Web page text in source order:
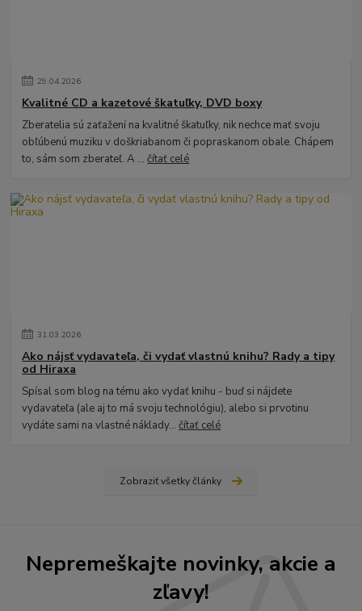
29.04.2026
Kvalitné CD a kazetové škatuľky, DVD boxy
Zberatelia sú zaťažení na kvalitné škatuľky, nik nechce mať svoju
obľúbenú muziku v doškriabanom či popraskanom obale. Chápem
to, sám som zberateľ. A ...čítať celé
31.03.2026
Ako nájsť vydavateľa, či vydať vlastnú knihu? Rady a tipy
od Hiraxa
Spísal som blog na tému ako vydať knihu - buď si nájdete
vydavateľa (ale aj to má svoju technológiu), alebo si prvotinu
vydáte sami na vlastné náklady...čítať celé
Zobraziť všetky články
Nepremeškajte novinky, akcie a
zľavy!